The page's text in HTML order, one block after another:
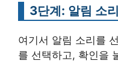
3단계: 알림 소
여기서 알림 소리를
를 선택하고, 확인을